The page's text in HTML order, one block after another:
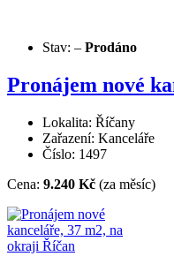
Stav: – Prodáno
Pronájem nové
Lokalita: Říčany
Zařazení: Kanceláře
Číslo: 1497
Cena: 9.240 Kč (za měsíc)